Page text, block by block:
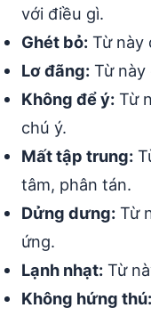
với điều gì.
Ghét bỏ: Từ này
Lơ đãng: Từ
Không để ý: Từ
chú ý.
Mất tập trung:
tâm, phân tán.
Dửng dưng: Từ
ứng.
Lạnh nhạt: Từ
Không hứng thú: